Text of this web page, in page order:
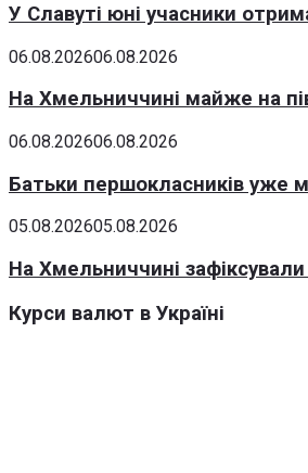
У Славуті юні учасники
06.08.202606.08.2026
На Хмельниччині майже на
06.08.202606.08.2026
Батьки першокласників уже
05.08.202605.08.2026
На Хмельниччині
Курси валют в Україні